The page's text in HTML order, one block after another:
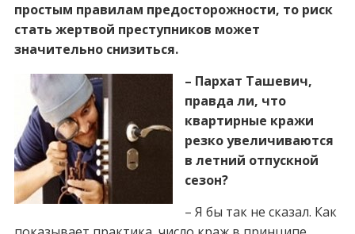
простым правилам предосторожности, то риск
стать жертвой преступников может
значительно снизиться.
– Пархат Ташевич,
правда ли, что
квартирные кражи
резко увеличиваются
в летний отпускной
сезон?
– Я бы так не сказал. Как